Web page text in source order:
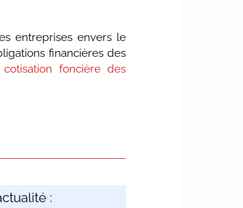
entreprises envers le
financières des
foncière des
: